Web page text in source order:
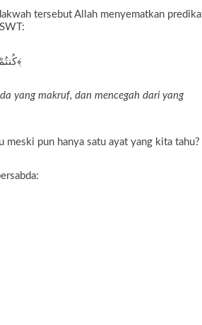
tersebut Allah menyematkan
كُنتُمْ خَيْرَ أُمَّةٍ أُخْرِجَتْ لِلنَّاسِ تَأْمُرُونَ بِالْمَعْرُوفِ وَتَنْهَوْنَ عَنِ الْمُنكَرِ وَتُؤْمِنُونَ بِاللَّـهِ … ﴿١١٠﴾
yang makruf, dan mencegah dari yang
meski pun hanya satu ayat yang kita tahu?